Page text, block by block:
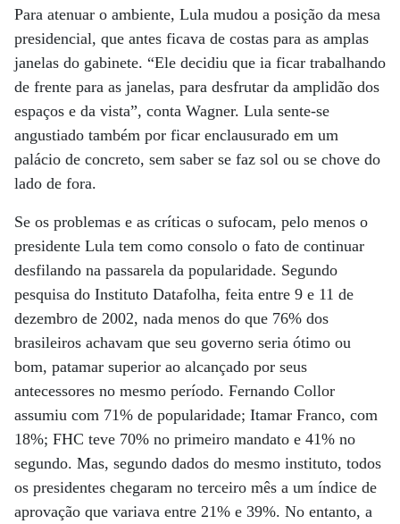
Para atenuar o ambiente, Lula mudou a posição da mesa
presidencial, que antes ficava de costas para as amplas
janelas do gabinete. “Ele decidiu que ia ficar trabalhando
de frente para as janelas, para desfrutar da amplidão dos
espaços e da vista”, conta Wagner. Lula sente-se
angustiado também por ficar enclausurado em um
palácio de concreto, sem saber se faz sol ou se chove do
lado de fora.
Se os problemas e as críticas o sufocam, pelo menos o
presidente Lula tem como consolo o fato de continuar
desfilando na passarela da popularidade. Segundo
pesquisa do Instituto Datafolha, feita entre 9 e 11 de
dezembro de 2002, nada menos do que 76% dos
brasileiros achavam que seu governo seria ótimo ou
bom, patamar superior ao alcançado por seus
antecessores no mesmo período. Fernando Collor
assumiu com 71% de popularidade; Itamar Franco, com
18%; FHC teve 70% no primeiro mandato e 41% no
segundo. Mas, segundo dados do mesmo instituto, todos
os presidentes chegaram no terceiro mês a um índice de
aprovação que variava entre 21% e 39%. No entanto, a